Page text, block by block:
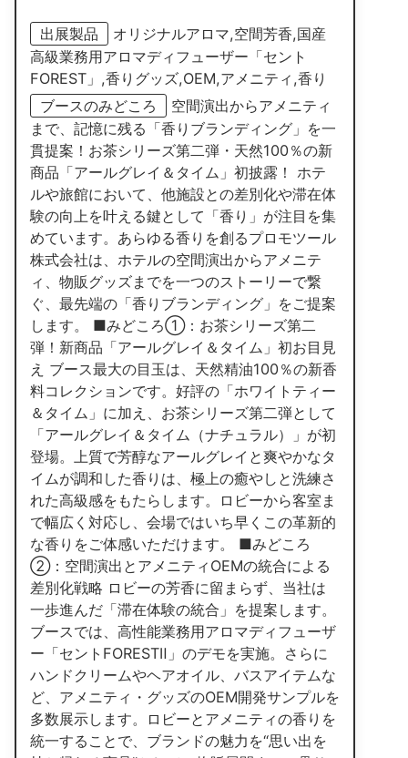
出展製品
オリジナルアロマ,空間芳香,国産
高級業務用アロマディフューザー「セント
FOREST」,香りグッズ,OEM,アメニティ,香り
ブースのみどころ
空間演出からアメニティ
まで、記憶に残る「香りブランディング」を一
貫提案！お茶シリーズ第二弾・天然100％の新
商品「アールグレイ＆タイム」初披露！ ホテ
ルや旅館において、他施設との差別化や滞在体
験の向上を叶える鍵として「香り」が注目を集
めています。あらゆる香りを創るプロモツール
株式会社は、ホテルの空間演出からアメニテ
ィ、物販グッズまでを一つのストーリーで繋
ぐ、最先端の「香りブランディング」をご提案
します。 ■みどころ①：お茶シリーズ第二
弾！新商品「アールグレイ＆タイム」初お目見
え ブース最大の目玉は、天然精油100％の新香
料コレクションです。好評の「ホワイトティー
＆タイム」に加え、お茶シリーズ第二弾として
「アールグレイ＆タイム（ナチュラル）」が初
登場。上質で芳醇なアールグレイと爽やかなタ
イムが調和した香りは、極上の癒やしと洗練さ
れた高級感をもたらします。ロビーから客室ま
で幅広く対応し、会場ではいち早くこの革新的
な香りをご体感いただけます。 ■みどころ
②：空間演出とアメニティOEMの統合による
差別化戦略 ロビーの芳香に留まらず、当社は
一歩進んだ「滞在体験の統合」を提案します。
ブースでは、高性能業務用アロマディフューザ
ー「セントFORESTⅡ」のデモを実施。さらに
ハンドクリームやヘアオイル、バスアイテムな
ど、アメニティ・グッズのOEM開発サンプルを
多数展示します。ロビーとアメニティの香りを
統一することで、ブランドの魅力を“思い出を